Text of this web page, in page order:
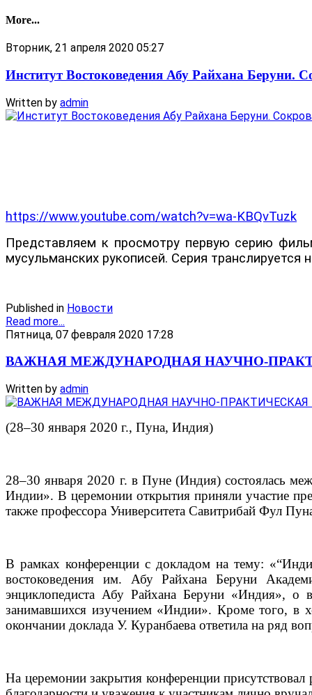
More...
Вторник, 21 апреля 2020 05:27
Институт Востоковедения Абу Райхана Беруни.
Written by admin
https://www.youtube.com/watch?v=wa-KBQvTuzk
Представляем к просмотру первую серию
мусульманских рукописей. Серия транслируется
Published in Новости
Read more...
Пятница, 07 февраля 2020 17:28
ВАЖНАЯ МЕЖДУНАРОДНАЯ НАУЧНО-
Written by admin
(28–30 января 2020 г., Пуна, Индия)
28–30 января 2020 г. в Пуне (Индия) состоялась
Индии». В церемонии открытия приняли участие
также профессора Университета Савитрибай Фул
В рамках конференции с докладом на тему:
востоковедения им. Абу Райхана Беруни
энциклопедиста Абу Райхана Беруни «Индия», о
занимавшихся изучением «Индии». Кроме того, в
окончании доклада У. Куранбаева ответила на ряд
На церемонии закрытия конференции